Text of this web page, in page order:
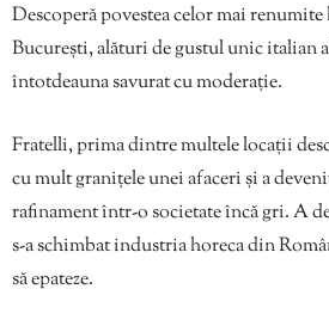
Descoperă povestea celor mai
București, alături de gustul unic italian
întotdeauna savurat cu moderație.
Fratelli, prima dintre multele locații
cu mult granițele unei afaceri și a
rafinament într-o societate încă gri. A
s-a schimbat industria horeca din
să epateze.